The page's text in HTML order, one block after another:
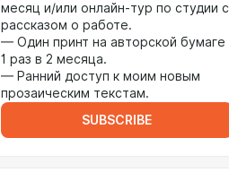
месяц и/или онлайн-тур по студии с
рассказом о работе.
— Один принт на авторской бумаге
1 раз в 2 месяца.
— Ранний доступ к моим новым
прозаическим текстам.
SUBSCRIBE